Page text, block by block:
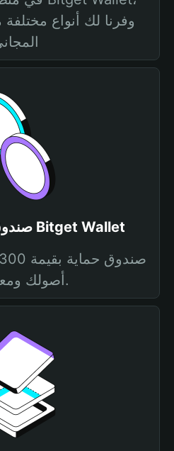
وفرنا لك أنواع
صندوق حماية محفظة Bitget Wallet
أصولك ومعاملاتك.